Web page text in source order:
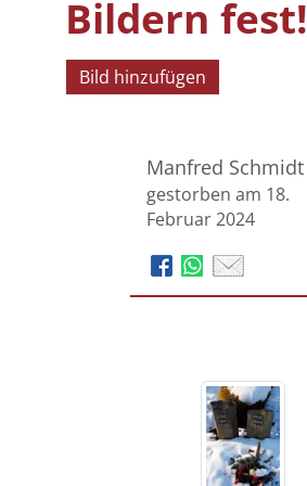
Bildern fest!
Bild hinzufügen
Manfred Schmidt
gestorben am 18.
Februar 2024